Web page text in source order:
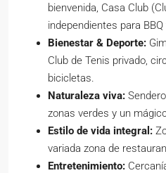
bienvenida, Casa Club
independientes para
Bienestar & Deporte:
Club de Tenis privado,
bicicletas.
Naturaleza viva:
zonas verdes y un
Estilo de vida integral:
variada zona de
Entretenimiento: